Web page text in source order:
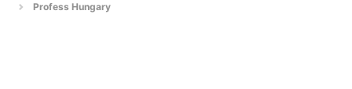
Profess Hungary